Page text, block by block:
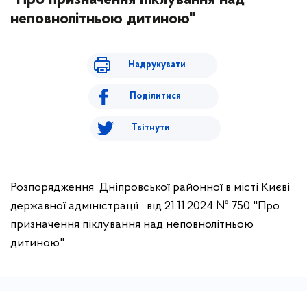
неповнолітньою дитиною"
Надрукувати
Поділитися
Твітнути
Розпорядження Дніпровської районної в місті Києві
державної адміністрації від 21.11.2024 № 750 "Про
призначення піклування над неповнолітньою
дитиною"